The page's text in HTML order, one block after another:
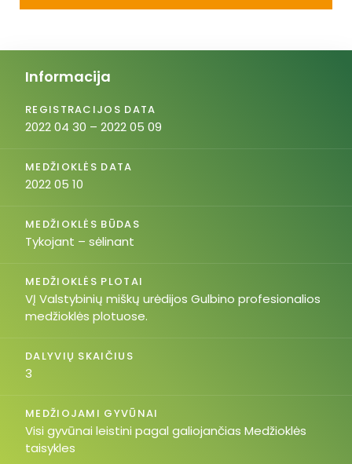
Informacija
REGISTRACIJOS DATA
2022 04 30 – 2022 05 09
MEDŽIOKLĖS DATA
2022 05 10
MEDŽIOKLĖS BŪDAS
Tykojant – sėlinant
MEDŽIOKLĖS PLOTAI
VĮ Valstybinių miškų urėdijos Gulbino profesionalios
medžioklės plotuose.
DALYVIŲ SKAIČIUS
3
MEDŽIOJAMI GYVŪNAI
Visi gyvūnai leistini pagal galiojančias Medžioklės
taisykles